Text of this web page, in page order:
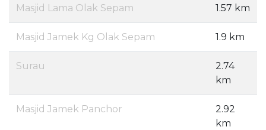
Masjid Lama Olak Sepam 1.57 km
Masjid Jamek Kg Olak Sepam 1.9 km
Surau
2.74
km
Masjid Jamek Panchor
2.92
km